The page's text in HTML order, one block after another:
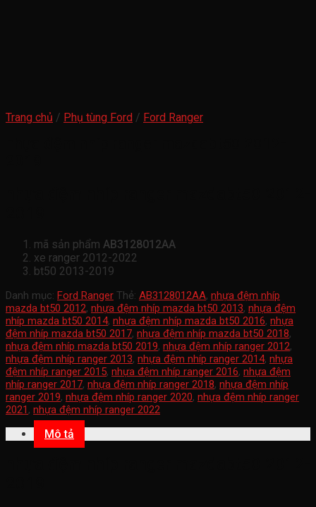
Trang chủ / Phụ tùng Ford / Ford Ranger
mã sản phẩm AB3128012AA
xe ranger 2012-2022
bt50 2013-2019
Danh mục: Ford Ranger Thẻ: AB3128012AA, nhựa đệm nhíp
mazda bt50 2012, nhựa đệm nhíp mazda bt50 2013, nhựa đệm
nhíp mazda bt50 2014, nhựa đệm nhíp mazda bt50 2016, nhựa
đệm nhíp mazda bt50 2017, nhựa đệm nhíp mazda bt50 2018,
nhựa đệm nhíp mazda bt50 2019, nhựa đệm nhíp ranger 2012,
nhựa đệm nhíp ranger 2013, nhựa đệm nhíp ranger 2014, nhựa
đệm nhíp ranger 2015, nhựa đệm nhíp ranger 2016, nhựa đệm
nhíp ranger 2017, nhựa đệm nhíp ranger 2018, nhựa đệm nhíp
ranger 2019, nhựa đệm nhíp ranger 2020, nhựa đệm nhíp ranger
2021 , nhựa đệm nhíp ranger 2022
Mô tả